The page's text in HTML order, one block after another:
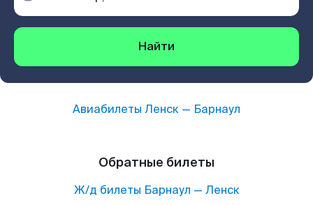
Найти
Авиабилеты Ленск — Барнаул
Обратные билеты
Ж/д билеты Барнаул — Ленск